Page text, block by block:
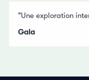
"Une explo­ra­tion
Gala